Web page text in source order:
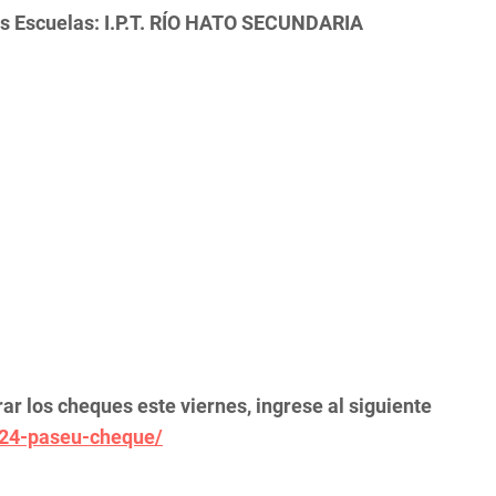
I.P.T. RÍO HATO SECUNDARIA
los cheques este viernes, ingrese al siguiente
paseu-cheque/